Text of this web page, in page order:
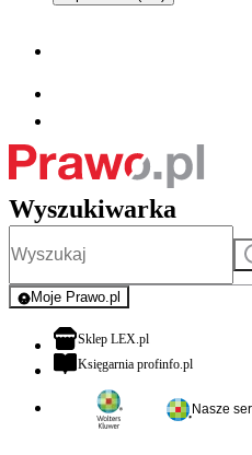
Wyszukiwarka
Moje Prawo.pl
- rejestracja i logowanie do
Sklep LEX.plotwiera się w nowej
Księgarnia profinfo.plotwiera się
Nasze